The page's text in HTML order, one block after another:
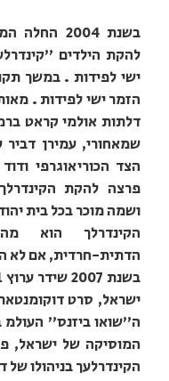
בשנת
להקת הילדים
ישי לפידות . במשך
הזמר ישי לפידות .
דלתות אולמי קראט
שמאחורי, עמירן
הצד הכוריאוגרפי
פרצה להקת
ושמה מוכר בכל בית
הקינדרלך הוא
הדתית-חרדית, אם לא
ישראל, סרט
המוסיקה של ישראל,
הקינדרלעך בניהולו של